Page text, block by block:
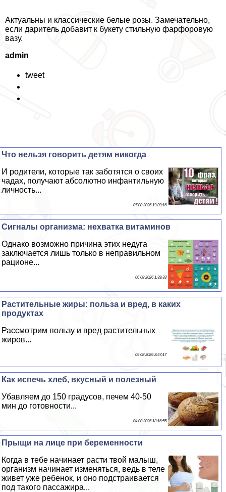
Актуальны и классические белые розы. Замечательно,
если даритель добавит к букету стильную фарфоровую
вазу.
admin
tweet
Что нельзя говорить детям никогда
И родители, которые так заботятся о своих
чадах, получают абсолютно инфантильную
личность...
07 08 2026 19:39:16
Сигналы организма: нехватка витаминов
Однако возможно причина этих недуга
заключается лишь только в неправильном
рационе...
06 08 2026 1:39:33
Растительные жиры: польза и вред, в каких
продуктах
Рассмотрим пользу и вред растительных
жиров...
05 08 2026 8:57:17
Как испечь хлеб, вкусный и полезный
Убавляем до 150 градусов, печем 40-50
мин до готовности...
04 08 2026 13:16:55
Прыщи на лице при беременности
Когда в тебе начинает расти твой малыш,
организм начинает изменяться, ведь в теле
живет уже ребенок, и оно подстраивается
под такого пассажира...